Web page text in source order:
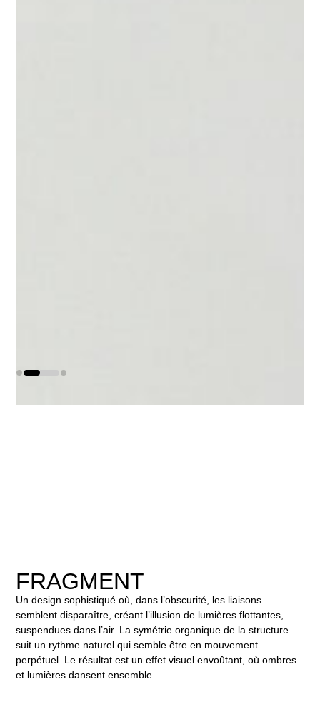
FRAGMENT
Un design sophistiqué où, dans l’obscurité, les liaisons
semblent disparaître, créant l’illusion de lumières flottantes,
suspendues dans l’air. La symétrie organique de la structure
suit un rythme naturel qui semble être en mouvement
perpétuel. Le résultat est un effet visuel envoûtant, où ombres
et lumières dansent ensemble.